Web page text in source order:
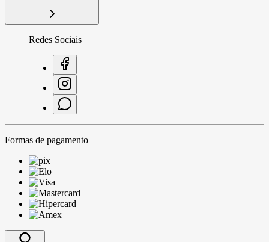
Redes Sociais
Formas de pagamento